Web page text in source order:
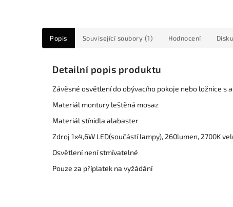
Popis Související soubory (1) Hodnocení
Detailní popis produktu
Závěsné osvětlení do obývacího pokoje nebo ložnice
Materiál montury leštěná mosaz
Materiál stínidla alabaster
Zdroj 1x4,6W LED(součástí lampy), 260lumen, 2700K
Osvětlení není stmívatelné
Pouze za příplatek na vyžádání